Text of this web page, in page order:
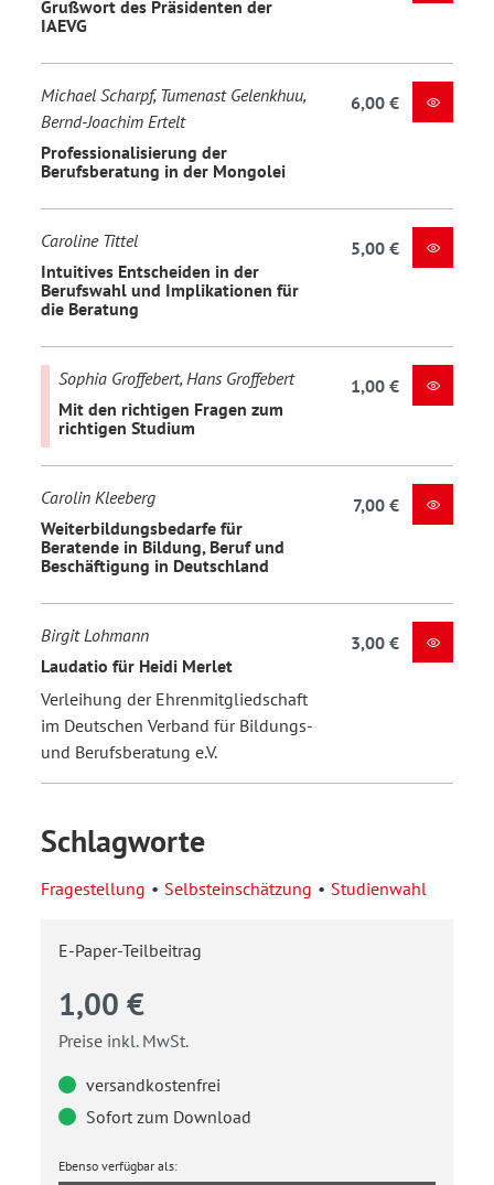
Grußwort des Präsidenten der
IAEVG
Michael Scharpf, Tumenast Gelenkhuu,
Bernd-Joachim Ertelt
Professionalisierung der
Berufsberatung in der Mongolei
6,00 €
Caroline Tittel
Intuitives Entscheiden in der
Berufswahl und Implikationen für
die Beratung
5,00 €
Sophia Groffebert, Hans Groffebert
Mit den richtigen Fragen zum
richtigen Studium
1,00 €
Carolin Kleeberg
Weiterbildungsbedarfe für
Beratende in Bildung, Beruf und
Beschäftigung in Deutschland
7,00 €
Birgit Lohmann
Laudatio für Heidi Merlet
Verleihung der Ehrenmitgliedschaft
im Deutschen Verband für Bildungs-
und Berufsberatung e.V.
3,00 €
Schlagworte
Fragestellung Selbsteinschätzung Studienwahl
E-Paper-Teilbeitrag
1,00 €
Preise inkl. MwSt.
versandkostenfrei
Sofort zum Download
Ebenso verfügbar als: